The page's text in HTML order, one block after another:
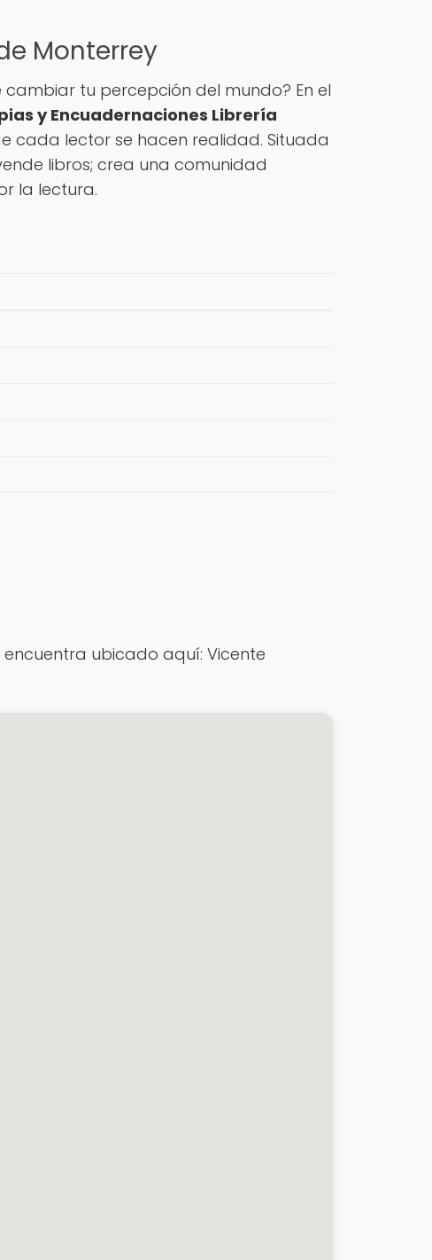
Monterrey
tu percepción del mundo? En el
y Encuadernaciones Librería
cada lector se hacen realidad. Situada
libros; crea una comunidad
la lectura.
ubicado aquí: Vicente